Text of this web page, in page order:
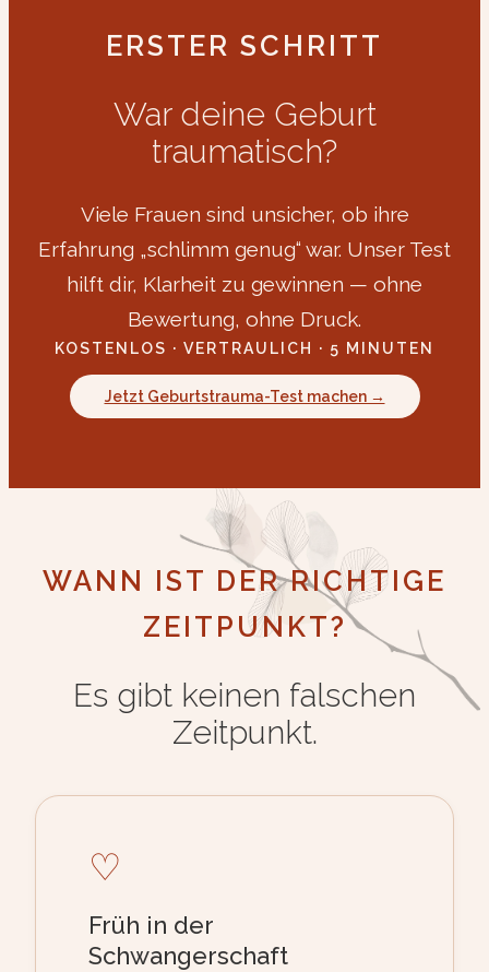
ERSTER SCHRITT
War deine Geburt
traumatisch?
Viele Frauen sind unsicher, ob ihre
Erfahrung „schlimm genug“ war. Unser Test
hilft dir, Klarheit zu gewinnen — ohne
Bewertung, ohne Druck.
KOSTENLOS · VERTRAULICH · 5 MINUTEN
Jetzt Geburtstrauma-Test machen →
WANN IST DER RICHTIGE
ZEITPUNKT?
Es gibt keinen falschen
Zeitpunkt.
♡
Früh in der
Schwangerschaft